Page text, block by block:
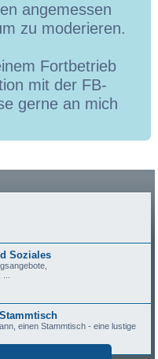
angemessen
zu moderieren.
Fortbetrieb
mit der FB-
gerne an mich
Soziales
einen Stammtisch - eine lustige